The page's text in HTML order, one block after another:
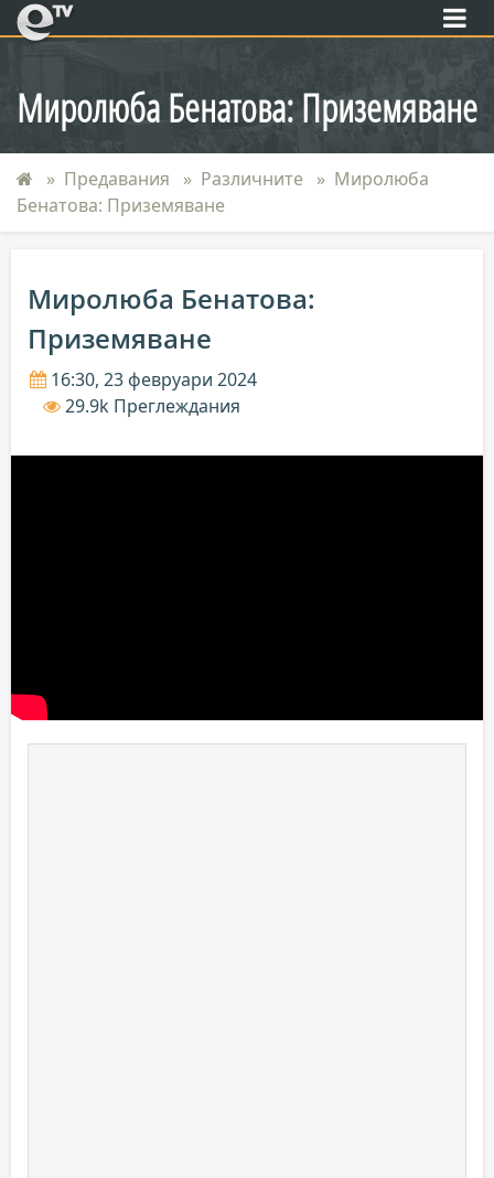
eTV
Миролюба Бенатова: Приземяване
Предавания Различните
Миролюба
Бенатова: Приземяване
Миролюба Бенатова:
Приземяване
16:30, 23 февруари 2024
29.9k Преглеждания